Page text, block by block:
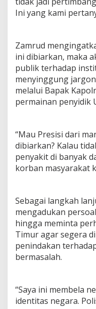
Ini yang kami
Zamrud
ini dibiarkan, maka
publik terhadap
menyinggung
melalui Bapak
permainan penyidik
“Mau Presisi dari
dibiarkan? Kalau
penyakit di banyak
korban masyarakat
Sebagai langkah
mengadukan
hingga meminta
Timur agar segera
penindakan
bermasalah.
“Saya ini membela
identitas negara.